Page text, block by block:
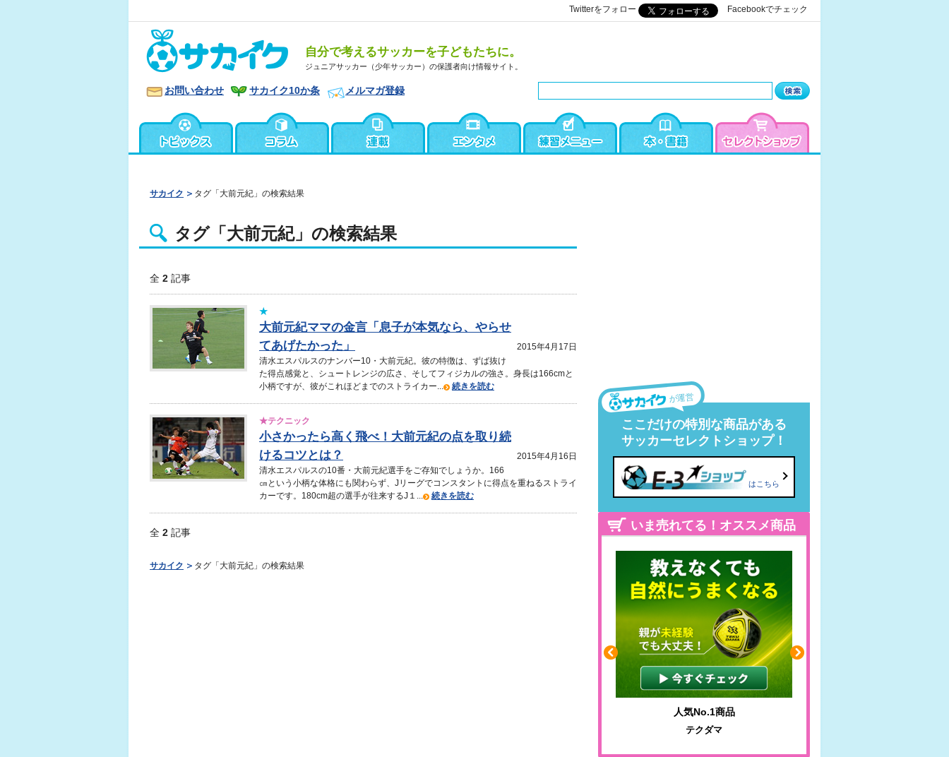
Twitterをフォロー Facebookでチェック
自分で考えるサッカーを子どもたちに。
ジュニアサッカー（少年サッカー）の保護者向け情報サイト。
お問い合わせ サカイク10か条 メルマガ登録
サカイク タグ「大前元紀」の検索結果
タグ「大前元紀」の検索結果
全 2 記事
★
大前元紀ママの金言「息子が本気なら、やらせ
てあげたかった」
2015年4月17日
清水エスパルスのナンバー10・大前元紀。彼の特徴は、ずば抜け
た得点感覚と、シュートレンジの広さ、そしてフィジカルの強さ。身長は166cmと
小柄ですが、彼がこれほどまでのストライカー...
続きを読む
★テクニック
小さかったら高く飛べ！大前元紀の点を取り続
けるコツとは？
2015年4月16日
清水エスパルスの10番・大前元紀選手をご存知でしょうか。166
㎝という小柄な体格にも関わらず、Jリーグでコンスタントに得点を重ねるストライ
カーです。180cm超の選手が往来するJ１...
続きを読む
全 2 記事
サカイク タグ「大前元紀」の検索結果
が運営
ここだけの特別な商品がある
サッカーセレクトショップ！
はこちら
いま売れてる！オススメ商品
人気No.1商品
テクダマ